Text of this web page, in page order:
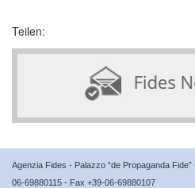
Teilen:
Agenzia Fides - Palazzo “de Propaganda
06-69880115 - Fax +39-06-69880107